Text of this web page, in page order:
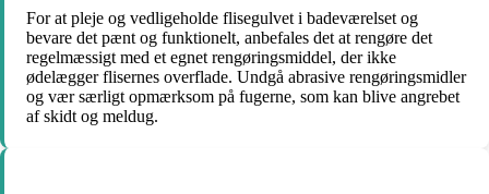
For at pleje og vedligeholde flisegulvet i badeværelset og
bevare det pænt og funktionelt, anbefales det at rengøre det
regelmæssigt med et egnet rengøringsmiddel, der ikke
ødelægger flisernes overflade. Undgå abrasive rengøringsmidler
og vær særligt opmærksom på fugerne, som kan blive angrebet
af skidt og meldug.